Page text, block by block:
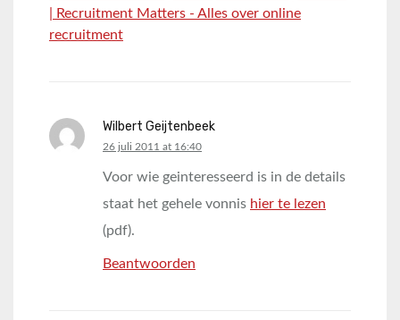
| Recruitment Matters - Alles over online
recruitment
Wilbert Geijtenbeek
says:
26 juli 2011 at 16:40
Voor wie geinteresseerd is in de details
staat het gehele vonnis hier te lezen
(pdf).
Beantwoorden